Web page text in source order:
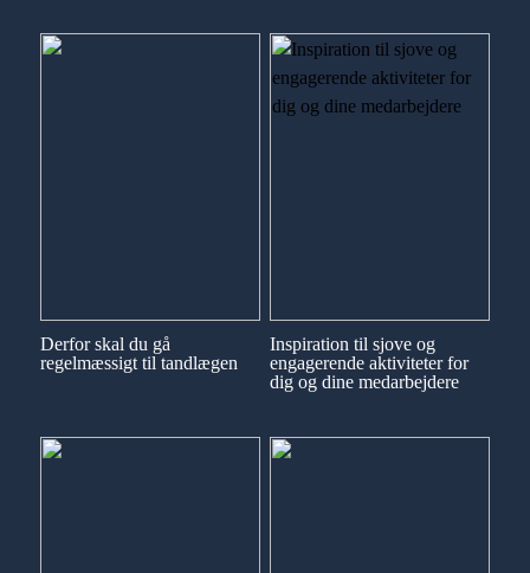
Derfor skal du gå
regelmæssigt til tandlægen
Inspiration til sjove og
engagerende aktiviteter for
dig og dine medarbejdere